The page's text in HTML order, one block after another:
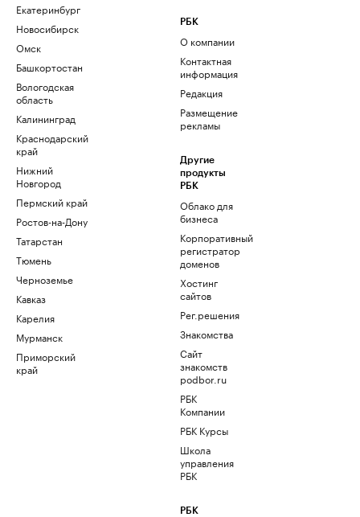
Екатеринбург
Новосибирск
Омск
Башкортостан
Вологодская
область
Калининград
Краснодарский
край
Нижний
Новгород
Пермский край
Ростов-на-Дону
Татарстан
Тюмень
Черноземье
Кавказ
Карелия
Мурманск
Приморский
край
РБК
О компании
Контактная
информация
Редакция
Размещение
рекламы
Другие
продукты
РБК
Облако для
бизнеса
Корпоративный
регистратор
доменов
Хостинг
сайтов
Рег.решения
Знакомства
Сайт
знакомств
podbor.ru
РБК
Компании
РБК Курсы
Школа
управления
РБК
РБК